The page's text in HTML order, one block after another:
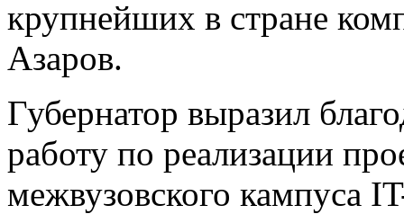
крупнейших в стране
Азаров.
Губернатор выразил
работу по реализации
межвузовского кампуса